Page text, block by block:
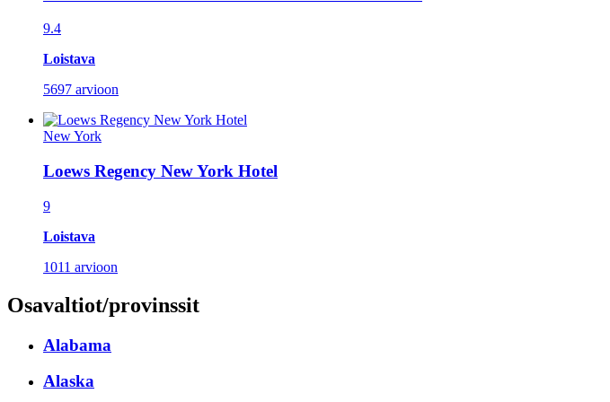
9.4
Loistava
5697 arvioon
New York
Loews Regency New York Hotel
9
Loistava
1011 arvioon
Osavaltiot/provinssit
Alabama
Alaska